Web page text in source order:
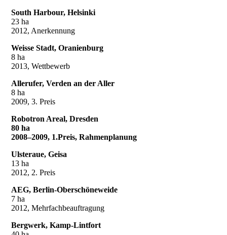
South Harbour, Helsinki
23 ha
2012, Anerkennung
Weisse Stadt, Oranienburg
8 ha
2013, Wettbewerb
Allerufer, Verden an der Aller
8 ha
2009, 3. Preis
Robotron Areal, Dresden
80 ha
2008–2009, 1.Preis, Rahmenplanung
Ulsteraue, Geisa
13 ha
2012, 2. Preis
AEG, Berlin-Oberschöneweide
7 ha
2012, Mehrfachbeauftragung
Bergwerk, Kamp-Lintfort